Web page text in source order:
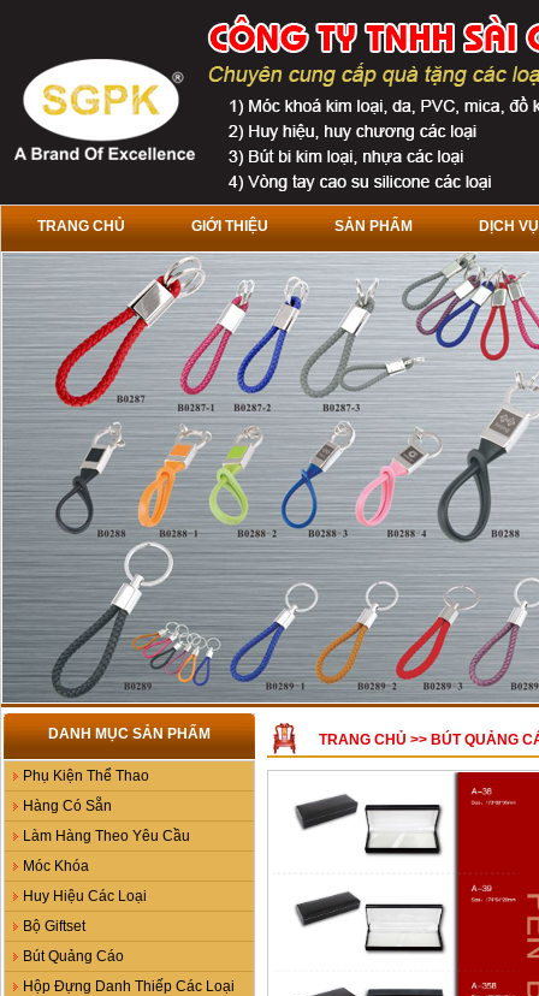
TRANG CHỦ GIỚI THIỆU SẢN PHẨM DỊCH VỤ
DANH MỤC SẢN PHẨM
Phụ Kiện Thể Thao
Hàng Có Sẵn
Làm Hàng Theo Yêu Cầu
Móc Khóa
Huy Hiệu Các Loại
Bộ Giftset
Bút Quảng Cáo
Hộp Đựng Danh Thiếp Các Loại
TRANG CHỦ >> BÚT QUẢNG